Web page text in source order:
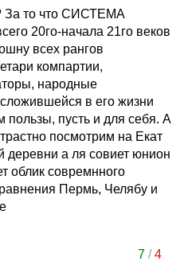
За то что СИСТЕМА
20го-начала 21го веков
всех рангов
компартии,
народные
в его жизни
пользы, пусть и для себя. А
посмотрим на Екат
деревни а ля совиет юнион
облик совремнного
Пермь, Челябу и
7/4